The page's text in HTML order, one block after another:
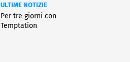
ULTIME NOTIZIE
Per tre giorni con
Temptation